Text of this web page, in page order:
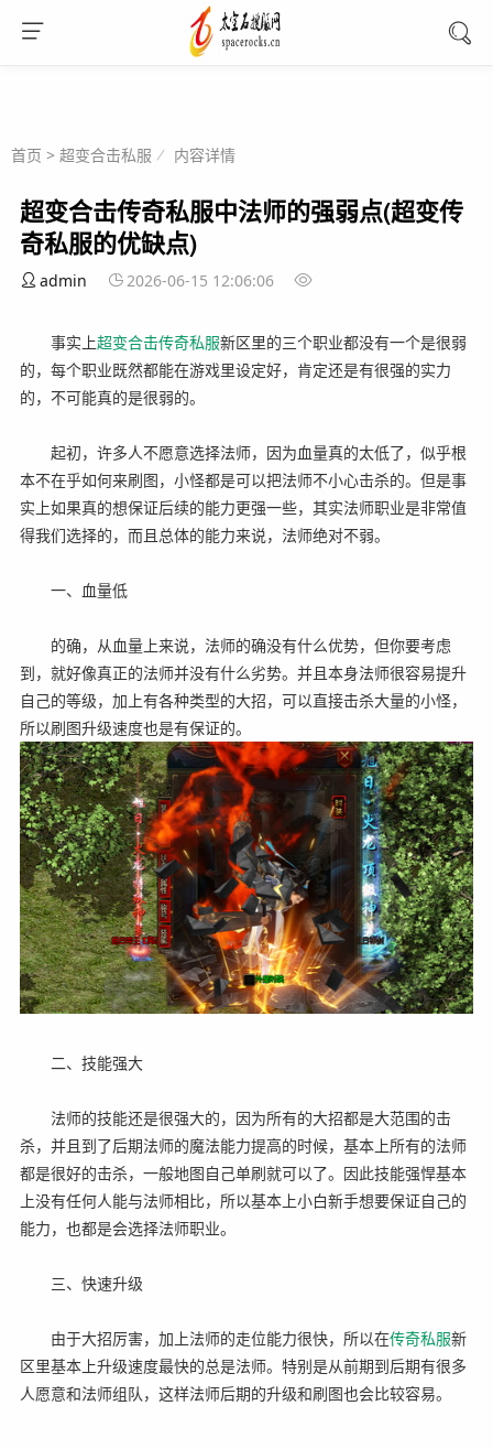
首页 > 超变合击私服 内容详情
超变合击传奇私服中法师的强弱点(超变传
奇私服的优缺点)
admin 2026-06-15 12:06:06
事实上超变合击传奇私服新区里的三个职业都没有一个是很弱
的，每个职业既然都能在游戏里设定好，肯定还是有很强的实力
的，不可能真的是很弱的。
起初，许多人不愿意选择法师，因为血量真的太低了，似乎根
本不在乎如何来刷图，小怪都是可以把法师不小心击杀的。但是事
实上如果真的想保证后续的能力更强一些，其实法师职业是非常值
得我们选择的，而且总体的能力来说，法师绝对不弱。
一、血量低
的确，从血量上来说，法师的确没有什么优势，但你要考虑
到，就好像真正的法师并没有什么劣势。并且本身法师很容易提升
自己的等级，加上有各种类型的大招，可以直接击杀大量的小怪，
所以刷图升级速度也是有保证的。
二、技能强大
法师的技能还是很强大的，因为所有的大招都是大范围的击
杀，并且到了后期法师的魔法能力提高的时候，基本上所有的法师
都是很好的击杀，一般地图自己单刷就可以了。因此技能强悍基本
上没有任何人能与法师相比，所以基本上小白新手想要保证自己的
能力，也都是会选择法师职业。
三、快速升级
由于大招厉害，加上法师的走位能力很快，所以在传奇私服新
区里基本上升级速度最快的总是法师。特别是从前期到后期有很多
人愿意和法师组队，这样法师后期的升级和刷图也会比较容易。